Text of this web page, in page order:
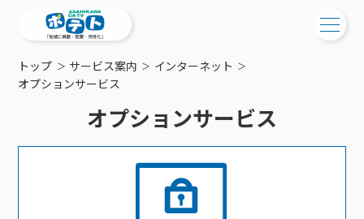
ご検討中の方
ご検討中の方
サービス提供エリア
ご加入中の方
ご加入中のサービス確認・変更
トップ サービス案内
インターネット
オプションサービス
オプションサービス